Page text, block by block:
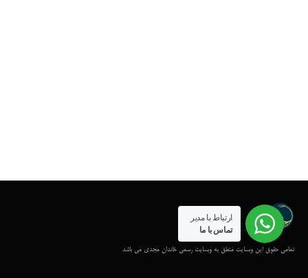
تمامی حقوق این وبسایت متعلق به وبسایت رسمی خاندان مجدی می باشد
ارتباط با مدیر
تماس با ما